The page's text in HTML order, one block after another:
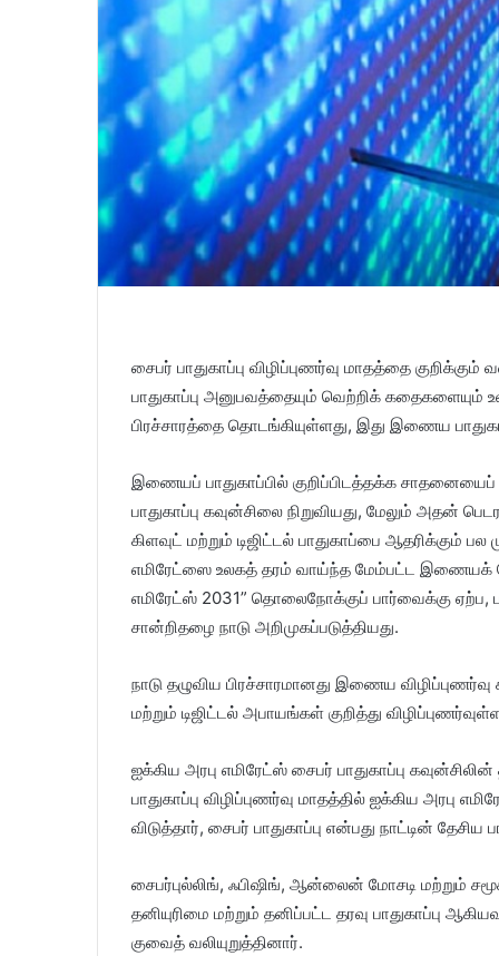
சைபர் பாதுகாப்பு விழிப்புணர்வு மாதத்தை
பாதுகாப்பு அனுபவத்தையும் வெற்றிக் கதைகளையும்
பிரச்சாரத்தை தொடங்கியுள்ளது, இது இணைய
இணையப் பாதுகாப்பில் குறிப்பிடத்தக்க
பாதுகாப்பு கவுன்சிலை நிறுவியது, மேலும் அதன்
கிளவுட் மற்றும் டிஜிட்டல் பாதுகாப்பை ஆதரிக்கும்
எமிரேட்ஸை உலகத் தரம் வாய்ந்த மேம்பட்ட இணையக்
எமிரேட்ஸ் 2031” தொலைநோக்குப் பார்வைக்கு ஏற்ப,
சான்றிதழை நாடு அறிமுகப்படுத்தியது.
நாடு தழுவிய பிரச்சாரமானது இணைய
மற்றும் டிஜிட்டல் அபாயங்கள் குறித்து
ஐக்கிய அரபு எமிரேட்ஸ் சைபர் பாதுகாப்பு
பாதுகாப்பு விழிப்புணர்வு மாதத்தில் ஐக்கிய அரபு
விடுத்தார், சைபர் பாதுகாப்பு என்பது நாட்டின்
சைபர்புல்லிங், ஃபிஷிங், ஆன்லைன் மோசடி மற்றும்
தனியுரிமை மற்றும் தனிப்பட்ட தரவு பாதுகாப்பு
குவைத் வலியுறுத்தினார்.